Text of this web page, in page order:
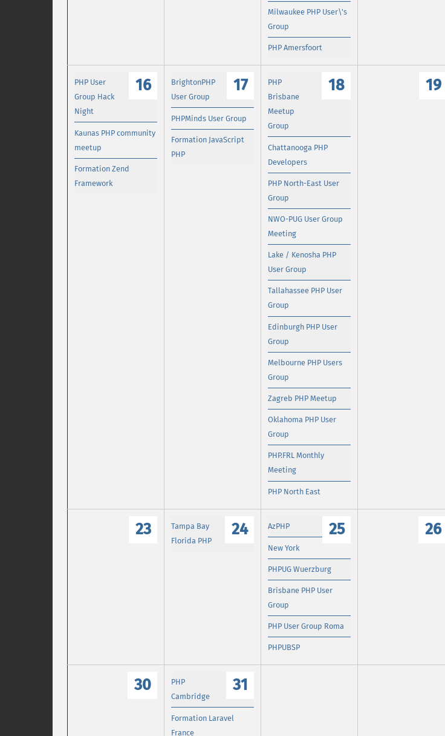
Milwaukee PHP User\'s
Group
PHP Amersfoort
16
PHP User
Group Hack
Night
Kaunas PHP community
meetup
Formation Zend
Framework
17
BrightonPHP
User Group
PHPMinds User Group
Formation JavaScript
PHP
18
PHP
Brisbane
Meetup
Group
Chattanooga PHP
Developers
PHP North-East User
Group
NWO-PUG User Group
Meeting
Lake / Kenosha PHP
User Group
Tallahassee PHP User
Group
Edinburgh PHP User
Group
Melbourne PHP Users
Group
Zagreb PHP Meetup
Oklahoma PHP User
Group
PHP.FRL Monthly
Meeting
PHP North East
19
23 24
Tampa Bay
Florida PHP
25
AzPHP
New York
PHPUG Wuerzburg
Brisbane PHP User
Group
PHP User Group Roma
PHPUBSP
26
30 31
PHP
Cambridge
Formation Laravel
France